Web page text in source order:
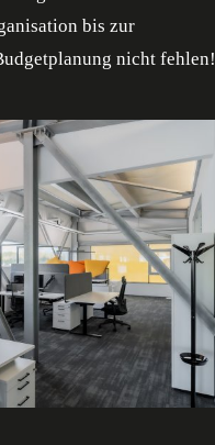
bis zur
nicht fehlen!